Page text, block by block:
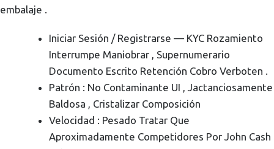
embalaje .
Iniciar Sesión / Registrarse — KYC Rozamiento
Interrumpe Maniobrar , Supernumerario
Documento Escrito Retención Cobro Verboten .
Patrón : No Contaminante UI , Jactanciosamente
Baldosa , Cristalizar Composición
Velocidad : Pesado Tratar Que
Aproximadamente Competidores Por John Cash